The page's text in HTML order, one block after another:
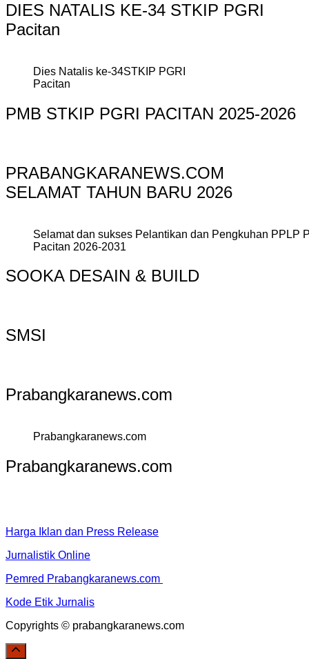
DIES NATALIS KE-34 STKIP PGRI
Pacitan
Dies Natalis ke-34STKIP PGRI
Pacitan
PMB STKIP PGRI PACITAN 2025-2026
PRABANGKARANEWS.COM
SELAMAT TAHUN BARU 2026
Selamat dan sukses Pelantikan dan Pengkuhan PPLP
Pacitan 2026-2031
SOOKA DESAIN & BUILD
SMSI
Prabangkaranews.com
Prabangkaranews.com
Prabangkaranews.com
Harga Iklan dan Press Release
Jurnalistik Online
Pemred Prabangkaranews.com
Kode Etik Jurnalis
Copyrights © prabangkaranews.com